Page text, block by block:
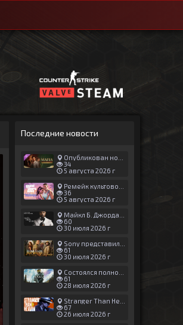
Последние новости
Опубликован новый геймплей Man of Honor для Mafia: The Old Country
34
5 августа 2026 г
Ремейк культовой японской игры задержали ради выхода GTA 6
36
5 августа 2026 г
Майкл Б. Джордан сыграл главную роль в новой «Афере Томаса Крауна»
60
30 июля 2026 г
Sony представила трейлер новой части «Джуманджи»
61
30 июля 2026 г
Состоялся полноценный релиз Halo: Campaign Evolved
61
28 июля 2026 г
Stranger Than Heaven получила новый трейлер с акцентом на жестокие драки
67
26 июля 2026 г